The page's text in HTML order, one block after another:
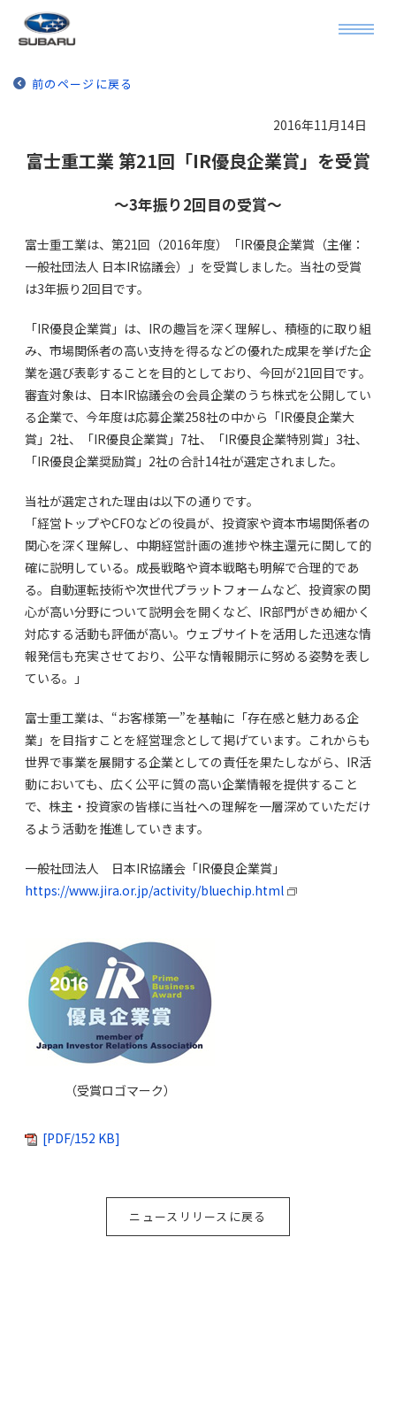
前のページに戻る
2016年11月14日
富士重工業 第21回「IR優良企業賞」を受賞
～3年振り2回目の受賞～
富士重工業は、第21回（2016年度）「IR優良企業賞（主催：
一般社団法人 日本IR協議会）」を受賞しました。当社の受賞
は3年振り2回目です。
「IR優良企業賞」は、IRの趣旨を深く理解し、積極的に取り組
み、市場関係者の高い支持を得るなどの優れた成果を挙げた企
業を選び表彰することを目的としており、今回が21回目です。
審査対象は、日本IR協議会の会員企業のうち株式を公開してい
る企業で、今年度は応募企業258社の中から「IR優良企業大
賞」2社、「IR優良企業賞」7社、「IR優良企業特別賞」3社、
「IR優良企業奨励賞」2社の合計14社が選定されました。
当社が選定された理由は以下の通りです。
「経営トップやCFOなどの役員が、投資家や資本市場関係者の
関心を深く理解し、中期経営計画の進捗や株主還元に関して的
確に説明している。成長戦略や資本戦略も明解で合理的であ
る。自動運転技術や次世代プラットフォームなど、投資家の関
心が高い分野について説明会を開くなど、IR部門がきめ細かく
対応する活動も評価が高い。ウェブサイトを活用した迅速な情
報発信も充実させており、公平な情報開示に努める姿勢を表し
ている。」
富士重工業は、“お客様第一”を基軸に「存在感と魅力ある企
業」を目指すことを経営理念として掲げています。これからも
世界で事業を展開する企業としての責任を果たしながら、IR活
動においても、広く公平に質の高い企業情報を提供すること
で、株主・投資家の皆様に当社への理解を一層深めていただけ
るよう活動を推進していきます。
一般社団法人 日本IR協議会「IR優良企業賞」
https://www.jira.or.jp/activity/bluechip.html
（受賞ロゴマーク）
[PDF/152 KB]
ニュースリリースに戻る